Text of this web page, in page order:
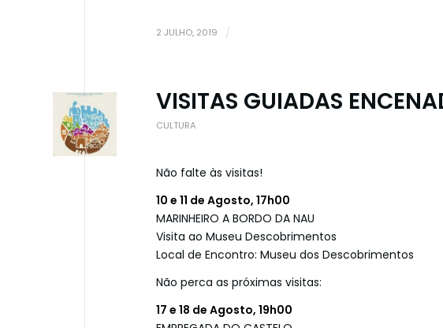
2 JULHO, 2019 /
VISITAS GUIADAS
CULTURA
Não falte às visitas!
10 e 11 de Agosto, 17h00
MARINHEIRO A BORDO DA NAU
Visita ao Museu Descobrimentos
Local de Encontro: Museu dos Descobrimentos
Não perca as próximas visitas:
17 e 18 de Agosto, 19h00